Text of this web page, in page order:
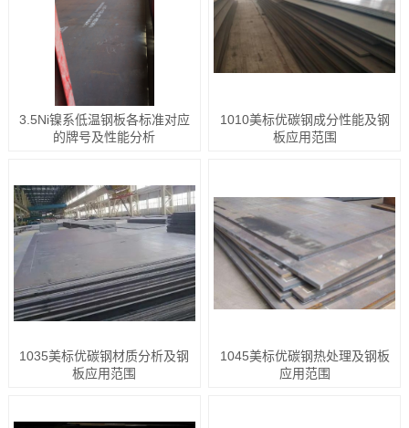
3.5Ni镍系低温钢板各标准对应
的牌号及性能分析
1010美标优碳钢成分性能及钢
板应用范围
1035美标优碳钢材质分析及钢
板应用范围
1045美标优碳钢热处理及钢板
应用范围